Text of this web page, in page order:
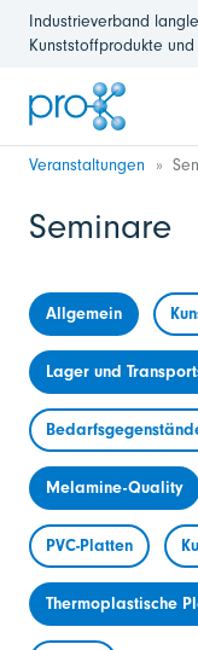
Industrieverband
Kunststoffprodukte
Veranstaltungen
Seminare
Allgemein
Lager und
Melamine-Quality
PVC-Platten
Thermoplastische